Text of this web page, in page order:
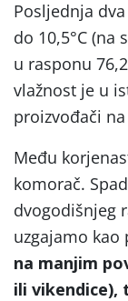
Posljednja
do 10,5°C
u rasponu
vlažnost je u
proizvođači
Među
komorač.
dvogodišnjeg
uzgajamo kao
na manjim
ili vikendice),